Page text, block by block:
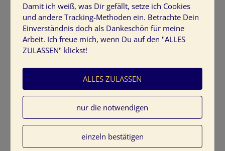
kostenfreies Webinar: Das perfekte
Farbkonzept
Damit ich weiß, was Dir gefällt, setze ich Cookies
und andere Tracking-Methoden ein. Betrachte Dein
Einverständnis doch als Dankeschön für meine
Arbeit. Ich freue mich, wenn Du auf den "ALLES
ZULASSEN" klickst!
ALLES ZULASSEN
nur die notwendigen
einzeln bestätigen